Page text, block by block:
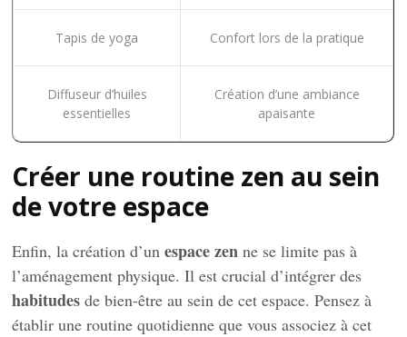
Tapis de yoga Confort lors de la pratique
Diffuseur d’huiles
essentielles
Création d’une ambiance
apaisante
Créer une routine zen au sein
de votre espace
Enfin, la création d’unespace zen ne se limite pas à
l’aménagement physique. Il est crucial d’intégrer des
habitudes de bien-être au sein de cet espace. Pensez à
établir une routine quotidienne que vous associez à cet